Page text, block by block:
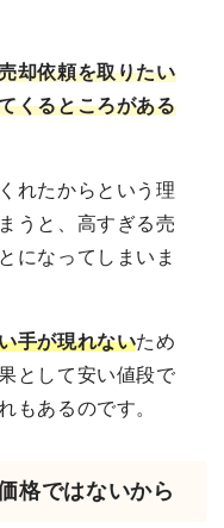
却依頼を取りたい
くるところがある
れたからという理
うと、高すぎる売
になってしまいま
手が現れないため
として安い値段で
もあるのです。
格ではないから